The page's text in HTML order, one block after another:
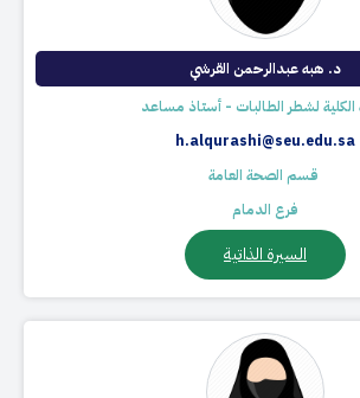
د. هبه عبدالرحمن القرشي
الكلية لشطر الطالبات - أستاذ مساعد
h.alqurashi@seu.edu.sa
​ قسم الصحة العامة
فرع الدمام
السيرة الذاتية